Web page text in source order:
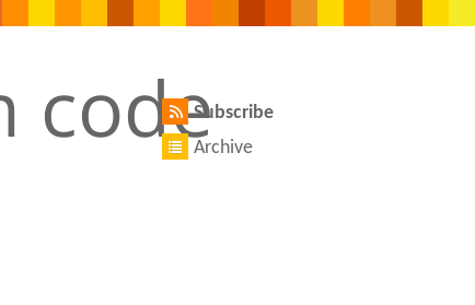
Subscribe
Archive